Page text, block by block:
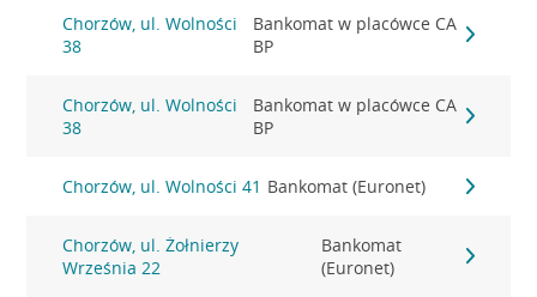
Chorzów, ul. Wolności
38
Bankomat w placówce CA
BP
Chorzów, ul. Wolności
38
Bankomat w placówce CA
BP
Chorzów, ul. Wolności 41 Bankomat (Euronet)
Chorzów, ul. Żołnierzy
Września 22
Bankomat
(Euronet)